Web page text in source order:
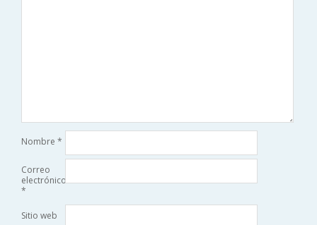
Nombre *
Correo
electrónico
*
Sitio web